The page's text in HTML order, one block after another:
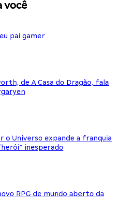
você
pai gamer
de A Casa do Dragão, fala
o Universo expande a franquia
inesperado
RPG de mundo aberto da